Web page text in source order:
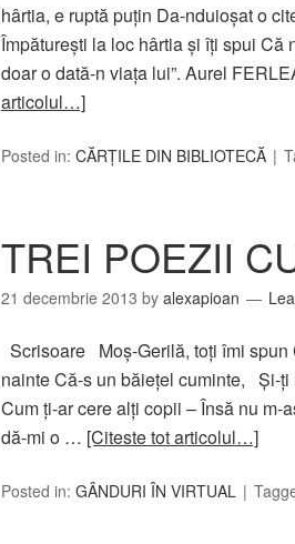
hârtia, e ruptă puţin Da-nduioşat o
Împătureşti la loc hârtia şi îţi spui Că
doar o dată-n viaţa lui”. Aurel
articolul…]
Posted in: CĂRȚILE DIN BIBLIOTECĂ
TREI POEZII
21 decembrie 2013 by alexapioan
Scrisoare Moş-Gerilă, toţi îmi
nainte Că-s un băieţel cuminte, Şi-ţi
Cum ţi-ar cere alţi copii – Însă nu
dă-mi o … [Citeste tot articolul…]
Posted in: GÂNDURI ÎN VIRTUAL